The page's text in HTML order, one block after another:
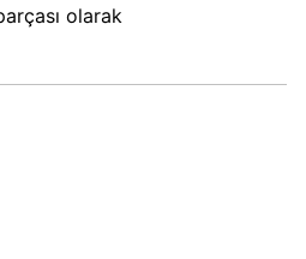
olarak